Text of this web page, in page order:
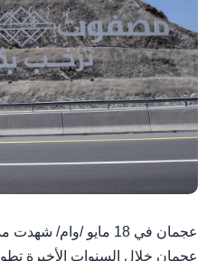
عجمان في 18 مايو /
عجمان خلال السنوات الأخيرة